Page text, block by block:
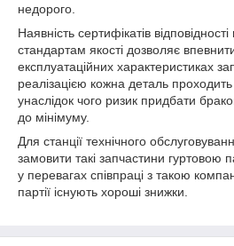
недорого.
Наявність сертифікатів
стандартам якості дозволяє
експлуатаційних характеристиках
реалізацією кожна деталь проходить
унаслідок чого ризик придбати
до мінімуму.
Для станції технічного
замовити такі запчастини гуртовою
у перевагах співпраці з такою
партії існують хороші знижки.